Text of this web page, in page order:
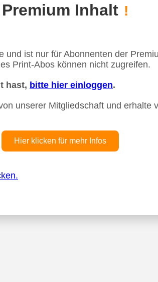
Premium Inhalt !
und ist nur für Abonnenten der
Print-Abos können nicht zugreifen.
hast, bitte hier einloggen.
unserer Mitgliedschaft und erhalte
Hier klicken für mehr Infos